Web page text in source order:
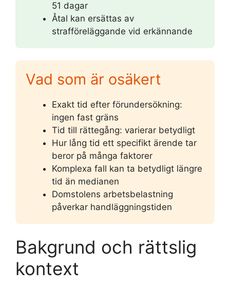
51 dagar
Åtal kan ersättas av
strafföreläggande vid erkännande
Vad som är osäkert
Exakt tid efter förundersökning:
ingen fast gräns
Tid till rättegång: varierar betydligt
Hur lång tid ett specifikt ärende tar
beror på många faktorer
Komplexa fall kan ta betydligt längre
tid än medianen
Domstolens arbetsbelastning
påverkar handläggningstiden
Bakgrund och rättslig
kontext